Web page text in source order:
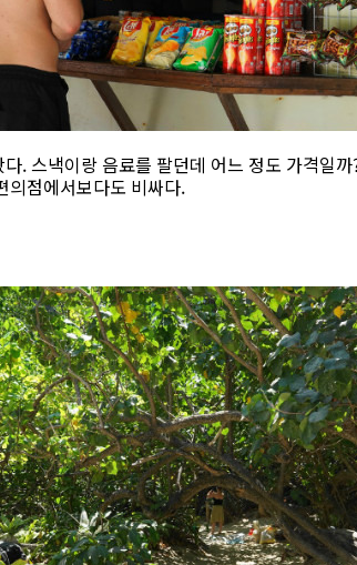
. 스낵이랑 음료를 팔던데 어느 정도 가격일
의점에서보다도 비싸다.